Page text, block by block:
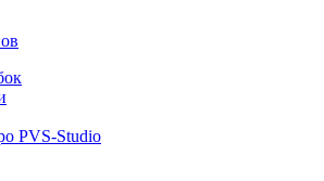
PVS-Studio